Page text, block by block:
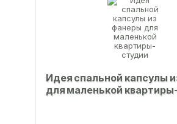
Идея спальной капсулы
для маленькой